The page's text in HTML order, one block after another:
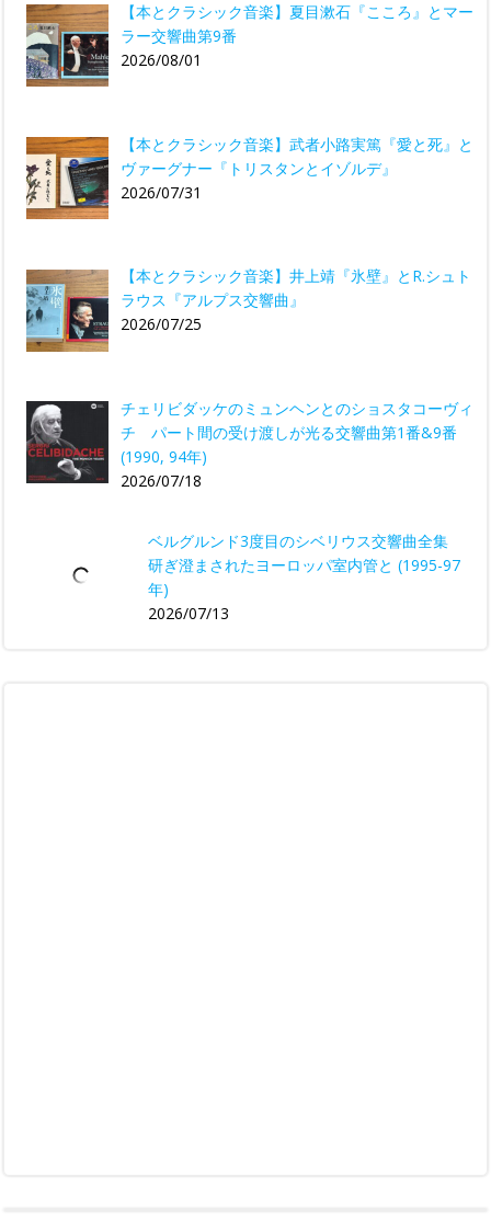
【本とクラシック音楽】夏目漱石『こころ』とマー
ラー交響曲第9番
2026/08/01
【本とクラシック音楽】武者小路実篤『愛と死』と
ヴァーグナー『トリスタンとイゾルデ』
2026/07/31
【本とクラシック音楽】井上靖『氷壁』とR.シュト
ラウス『アルプス交響曲』
2026/07/25
チェリビダッケのミュンヘンとのショスタコーヴィ
チ パート間の受け渡しが光る交響曲第1番&9番
(1990, 94年)
2026/07/18
ベルグルンド3度目のシベリウス交響曲全集
研ぎ澄まされたヨーロッパ室内管と (1995-97
年)
2026/07/13